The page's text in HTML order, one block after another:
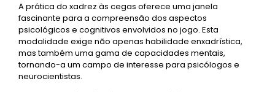
A prática do xadrez às cegas oferece uma janela
fascinante para a compreensão dos aspectos
psicológicos e cognitivos envolvidos no jogo. Esta
modalidade exige não apenas habilidade enxadrística,
mas também uma gama de capacidades mentais,
tornando-a um campo de interesse para psicólogos e
neurocientistas.